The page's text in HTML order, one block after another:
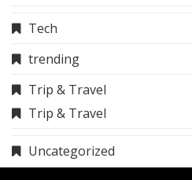
Tech
trending
Trip & Travel
Trip & Travel
Uncategorized